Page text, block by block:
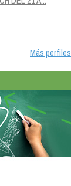
Más perfiles